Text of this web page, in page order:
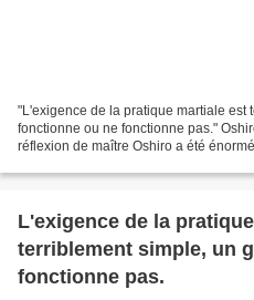
"L'exigence de la pratique martiale est
fonctionne ou ne fonctionne pas."
réflexion de maître Oshiro a été
L'exigence de la
terriblement simple, un
fonctionne pas.